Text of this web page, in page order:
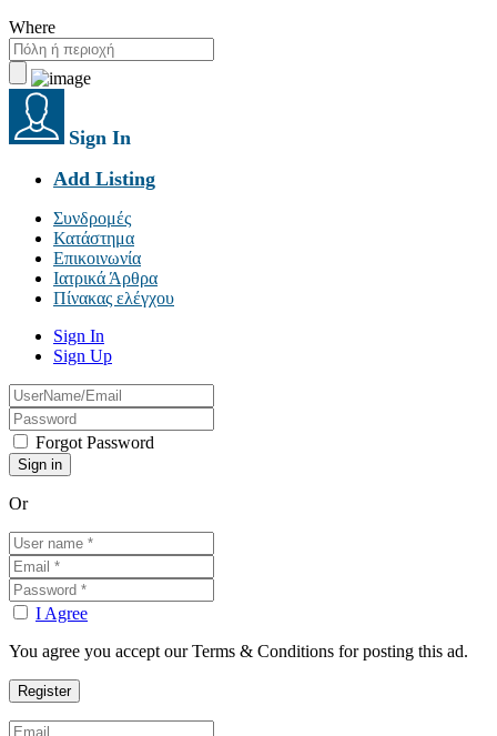
Where
Sign In
Add Listing
Συνδρομές
Κατάστημα
Επικοινωνία
Ιατρικά Άρθρα
Πίνακας ελέγχου
Sign In
Sign Up
Forgot Password
Or
I Agree
You agree you accept our Terms & Conditions for posting this ad.